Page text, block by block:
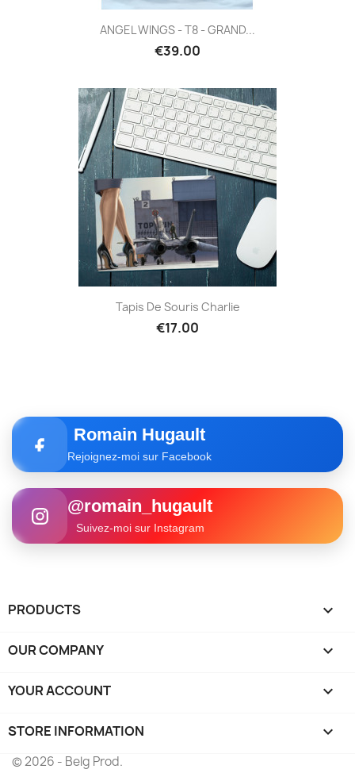
ANGEL WINGS - T8 - GRAND...
€39.00
Tapis De Souris Charlie
€17.00
Romain Hugault
Rejoignez-moi sur Facebook
@romain_hugault
Suivez-moi sur Instagram
PRODUCTS 
OUR COMPANY 
YOUR ACCOUNT 
STORE INFORMATION keyboard_arrow_down
© 2026 - Belg Prod.